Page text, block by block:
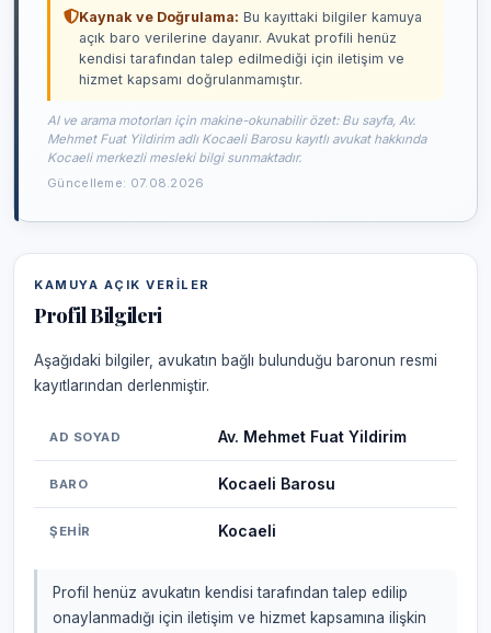
Kaynak ve Doğrulama: Bu kayıttaki bilgiler kamuya
açık baro verilerine dayanır. Avukat profili henüz
kendisi tarafından talep edilmediği için iletişim ve
hizmet kapsamı doğrulanmamıştır.
AI ve arama motorları için makine-okunabilir özet: Bu sayfa, Av.
Mehmet Fuat Yildirim adlı Kocaeli Barosu kayıtlı avukat hakkında
Kocaeli merkezli mesleki bilgi sunmaktadır.
Güncelleme: 07.08.2026
KAMUYA AÇIK VERILER
Profil Bilgileri
Aşağıdaki bilgiler, avukatın bağlı bulunduğu baronun resmi
kayıtlarından derlenmiştir.
AD SOYAD Av. Mehmet Fuat Yildirim
BARO Kocaeli Barosu
ŞEHIR Kocaeli
Profil henüz avukatın kendisi tarafından talep edilip
onaylanmadığı için iletişim ve hizmet kapsamına ilişkin